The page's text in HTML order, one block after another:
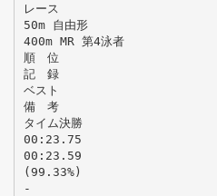
レース
50m 自由形
400m MR 第4泳者
順 位
記 録
ベスト
備 考
タイム決勝
00:23.75
00:23.59
(99.33%)
-